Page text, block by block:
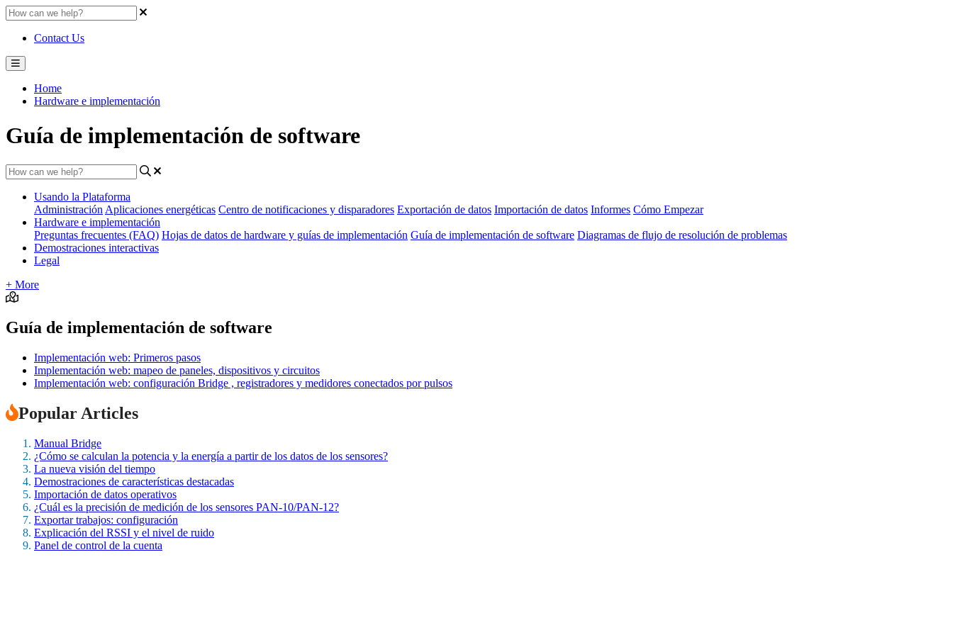
Contact Us
Home
Hardware e implementación
Guía de implementación de software
Usando la Plataforma
Administración Aplicaciones energéticas Centro de notificaciones y disparadores Exportación de datos Importación de datos Informes Cómo Empezar
Hardware e implementación
Preguntas frecuentes (FAQ) Hojas de datos de hardware y guías de implementación Guía de implementación de software Diagramas de flujo de resolución de problemas
Demostraciones interactivas
Legal
+ More
Guía de implementación de software
Implementación web: Primeros pasos
Implementación web: mapeo de paneles, dispositivos y circuitos
Implementación web: configuración Bridge , registradores y medidores conectados por pulsos
Popular Articles
Manual Bridge
¿Cómo se calculan la potencia y la energía a partir de los datos de los sensores?
La nueva visión del tiempo
Demostraciones de características destacadas
Importación de datos operativos
¿Cuál es la precisión de medición de los sensores PAN-10/PAN-12?
Exportar trabajos: configuración
Explicación del RSSI y el nivel de ruido
Panel de control de la cuenta